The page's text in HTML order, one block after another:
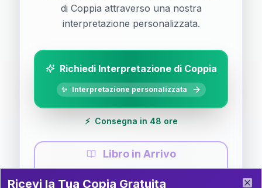
di Coppia attraverso una nostra
interpretazione personalizzata.
Richiedi Interpretazione di Coppia
✨ Interpretazione personalizzata
⚡ Consegna in 48 ore
Libro in Arrivo
Guida completa di Coppia
Ricevi la Tua Copia Gratuita del Libro
Ricevi la Tua Copia Gratuita